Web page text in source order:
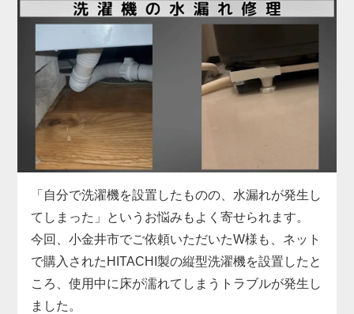
にお困りでした。
具体的には、給水ホースの形状がご自宅の水栓と合
わず、さらに排水ホースも短くて排水口まで届かな
い状態。当店では、現地の設備に合った専用の給水
ホースをその場で用意し、排水ホースも延長パーツ
で対応。しっかりと固定・接続を行い、動作確認ま
で丁寧にサポートしました。施工料金は3,300円～
で、無駄な出費を抑えつつ、安全に取り付けを完了
しています。
洗濯機取り付けは、本体だけでなく「設置環境に合
った付属品の選定」がとても重要です。特に中古品
の場合、部品の欠品や劣化があることも多いため、
専門業者による現地対応でスムーズに解決するのが
安心です。お困りの際はぜひお気軽にご相談くださ
「自分で洗濯機を設置したものの、水漏れが発生し
てしまった」というお悩みもよく寄せられます。
今回、小金井市でご依頼いただいたW様も、ネット
で購入されたHITACHI製の縦型洗濯機を設置したと
ころ、使用中に床が濡れてしまうトラブルが発生し
ました。